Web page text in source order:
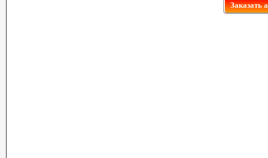
Заказать